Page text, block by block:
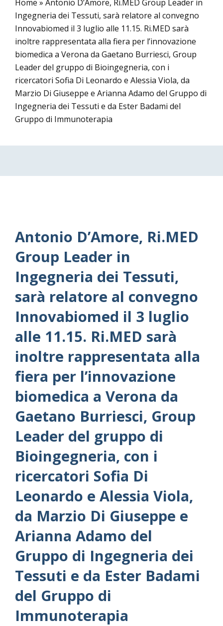
Home » Antonio D’Amore, Ri.MED Group Leader in
Ingegneria dei Tessuti, sarà relatore al convegno
Innovabiomed il 3 luglio alle 11.15. Ri.MED sarà
inoltre rappresentata alla fiera per l’innovazione
biomedica a Verona da Gaetano Burriesci, Group
Leader del gruppo di Bioingegneria, con i
ricercatori Sofia Di Leonardo e Alessia Viola, da
Marzio Di Giuseppe e Arianna Adamo del Gruppo di
Ingegneria dei Tessuti e da Ester Badami del
Gruppo di Immunoterapia
Antonio D’Amore, Ri.MED
Group Leader in
Ingegneria dei Tessuti,
sarà relatore al convegno
Innovabiomed il 3 luglio
alle 11.15. Ri.MED sarà
inoltre rappresentata alla
fiera per l’innovazione
biomedica a Verona da
Gaetano Burriesci, Group
Leader del gruppo di
Bioingegneria, con i
ricercatori Sofia Di
Leonardo e Alessia Viola,
da Marzio Di Giuseppe e
Arianna Adamo del
Gruppo di Ingegneria dei
Tessuti e da Ester Badami
del Gruppo di
Immunoterapia